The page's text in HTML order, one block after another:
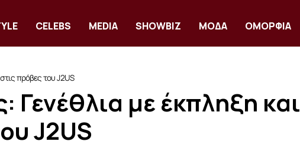
CELEBS MEDIA SHOWBIZ ΜΟΔΑ ΟΜΟΡΦΙΑ
πρόβες του J2US
με έκπληξη και
J2US